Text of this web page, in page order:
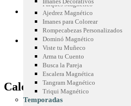
Parqués Magnético
Ajedrez Magnético
Imanes para Colorear
Rompecabezas Personalizados
Dominó Magnético
Viste tu Muñeco
Arma tu Cuento
Busca la Pareja
Escalera Magnética
Tangram Magnético
Triqui Magnético
Temporadas
COTIZA TU IDEA
BLOG
Calendario de Escritorio